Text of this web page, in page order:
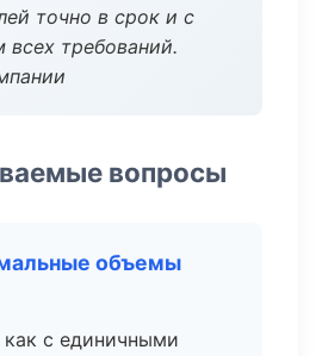
точно в срок и с
требований.
вопросы
объемы
с единичными